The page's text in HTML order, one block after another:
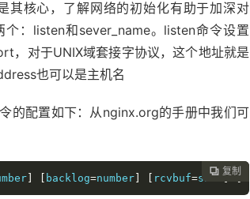
其核心，了解网络的初始化有助于加深对
：listen和sever_name。listen命令设置
，对于UNIX域套接字协议，这个地址就是
也可以是主机名
的配置如下：从nginx.org的手册中我们可
 复制
backlog=number rcvbuf=size] [